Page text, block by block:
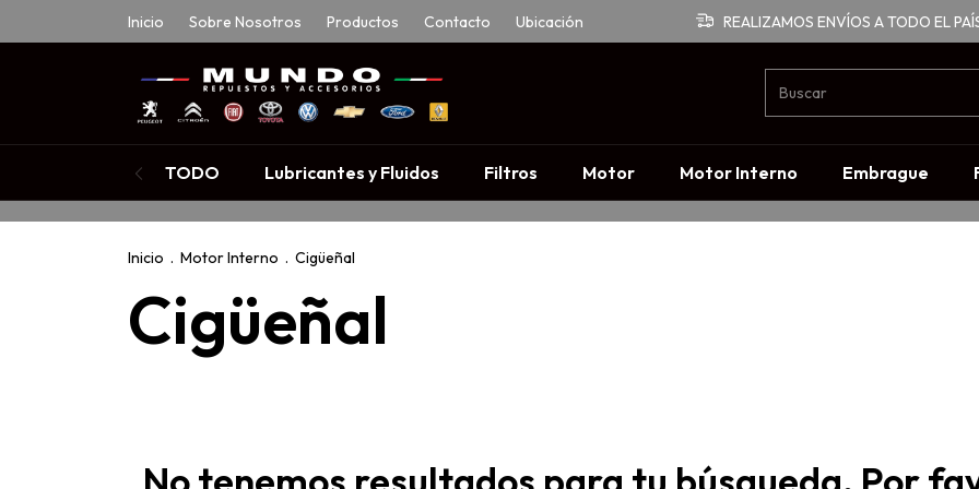
Inicio Sobre Nosotros Productos Contacto Ubicación REALIZAMOS ENVÍOS A TODO EL
TODO Lubricantes y Fluidos Filtros Motor Motor Interno Embrague
Inicio . Motor Interno . Cigüeñal
Cigüeñal